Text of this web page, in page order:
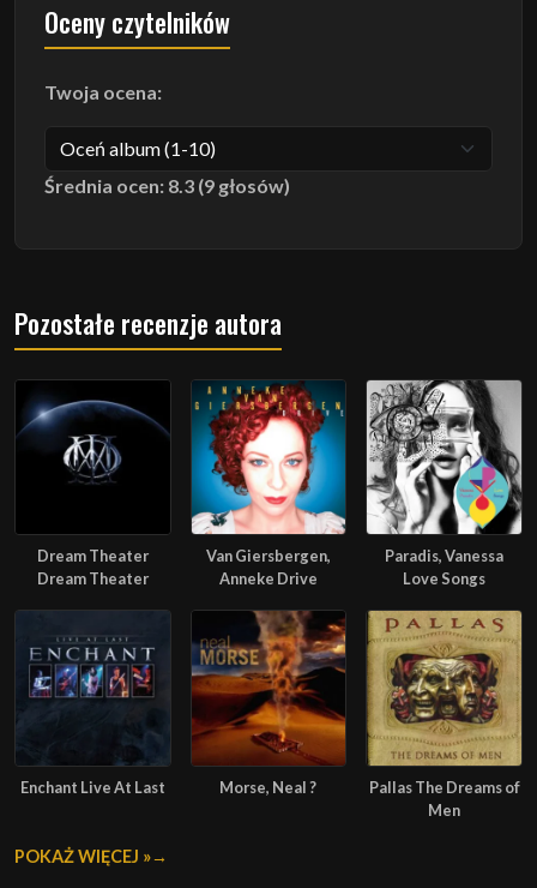
Oceny czytelników
Twoja ocena:
Średnia ocen: 8.3 (9 głosów)
Pozostałe recenzje autora
Dream Theater
Dream Theater
Van Giersbergen,
Anneke Drive
Paradis, Vanessa
Love Songs
Enchant Live At Last Morse, Neal ?
Pallas The Dreams of
Men
POKAŻ WIĘCEJ »